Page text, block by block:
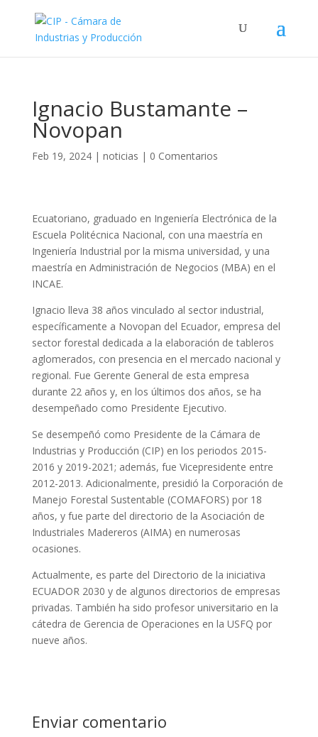
Ignacio Bustamante –
Novopan
Feb 19, 2024| noticias | 0 Comentarios
Ecuatoriano, graduado en Ingeniería Electrónica de la
Escuela Politécnica Nacional, con una maestría en
Ingeniería Industrial por la misma universidad, y una
maestría en Administración de Negocios (MBA) en el
INCAE.
Ignacio lleva 38 años vinculado al sector industrial,
específicamente a Novopan del Ecuador, empresa del
sector forestal dedicada a la elaboración de tableros
aglomerados, con presencia en el mercado nacional y
regional. Fue Gerente General de esta empresa
durante 22 años y, en los últimos dos años, se ha
desempeñado como Presidente Ejecutivo.
Se desempeñó como Presidente de la Cámara de
Industrias y Producción (CIP) en los periodos 2015-
2016 y 2019-2021; además, fue Vicepresidente entre
2012-2013. Adicionalmente, presidió la Corporación de
Manejo Forestal Sustentable (COMAFORS) por 18
años, y fue parte del directorio de la Asociación de
Industriales Madereros (AIMA) en numerosas
ocasiones.
Actualmente, es parte del Directorio de la iniciativa
ECUADOR 2030 y de algunos directorios de empresas
privadas. También ha sido profesor universitario en la
cátedra de Gerencia de Operaciones en la USFQ por
nueve años.
Enviar comentario